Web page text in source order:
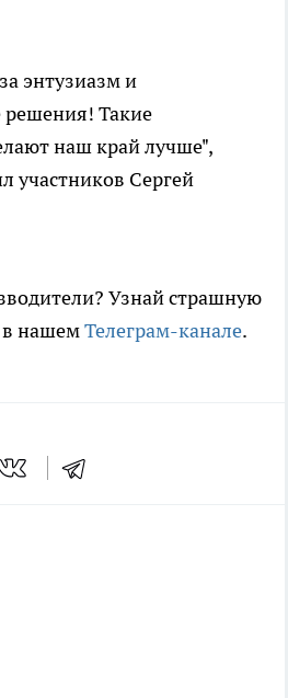
энтузиазм и
решения! Такие
наш край лучше",
участников Сергей
Узнай страшную
в нашемТелеграм-канале.